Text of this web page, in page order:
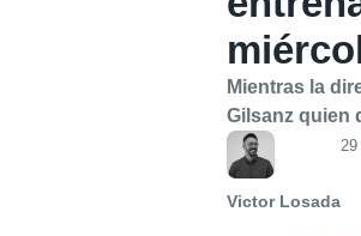
Mientras la
Gilsanz quien
Victor Losada